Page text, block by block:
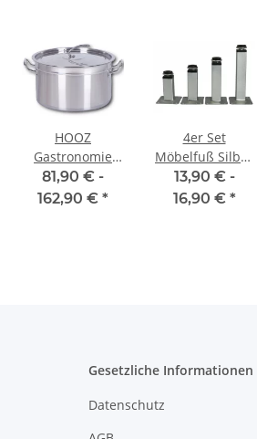
HOOZ
Gastronomie
Kochtopf
Suppentopf - 30
6 Größen
81,90 € -
162,90 € *
4er Set
Möbelfuß Silber
in 4 ver.
Größen/10/12/15
13,90 € -
16,90 € *
Gesetzliche Informationen
Datenschutz